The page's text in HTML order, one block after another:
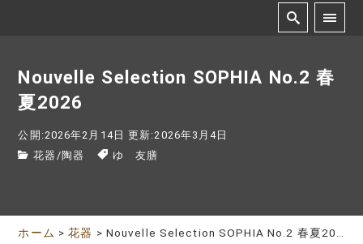
Nouvelle Selection SOPHIA No.2 春
夏2026
公開:2026年2月14日 更新:2026年3月4日
花器 /陶器 ゆ 友膳
ホーム >花器 > Nouvelle Selection SOPHIA No.2 春夏2026